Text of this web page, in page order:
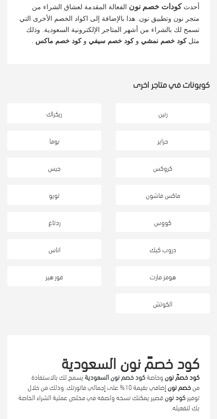
أحدث كودات خصم نون الفعالة المقدمة لعشاق الشراء من
متجر نون وتطبيق نون. هذا بالإضافة إلى اكواد الخصم الأخرى التي
تسمح لك بالشراء من أشهر المتاجر الإلكترونية السعودية. وذلك
مثلكود خصم نمشي وكود خصم سيفي وكود خصم ماكس
كوبونات في متاجر اخرى
رنين ريكراك
حراير بوما
كروكس جيس
ماكس فاشون تويو
كووس ردتاغ
دروب كيك اناس
هومز مارت فور هير
الكوتش
كود خصمً نون السعودية
كود خصمً نونوخاصةكود خصم نون السعوديةيسمح لك بالاستفادة
منخصم نون
إضافي بقيمة 10% على إجمالي فاتورتك. وذلك من خلال
توفيركود نونقصير يمكنك نسخه ولصقه في مخلص عملية الشراء الخاصة
بك لتفعيله.